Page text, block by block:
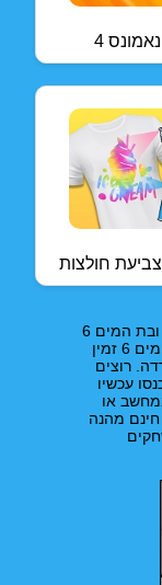
4
חולצות
שחקו במשחק בן האש ובת המים 6
אונליין בחינם! המשחק בן האש ובת המים 6 זמין
רוצים
6 בחינם? כנסו עכשיו
או
המים 6 - משחק חינם מהנה